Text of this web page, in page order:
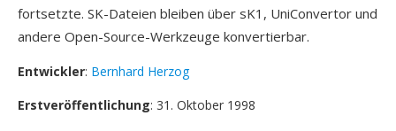
fortsetzte. SK-Dateien bleiben über sK1, UniConvertor und
andere Open-Source-Werkzeuge konvertierbar.
Entwickler: Bernhard Herzog
Erstveröffentlichung: 31. Oktober 1998